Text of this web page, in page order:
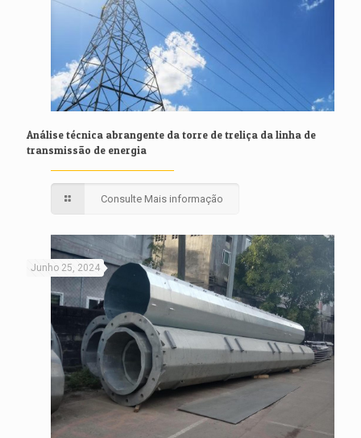
Análise técnica abrangente da torre de treliça da linha de
transmissão de energia
Consulte Mais informação
Junho 25, 2024